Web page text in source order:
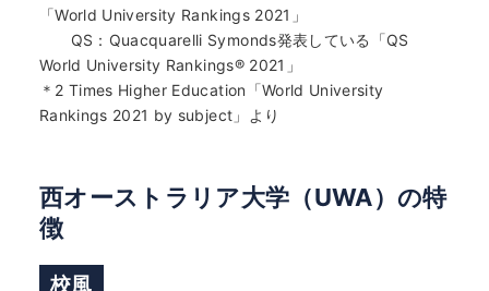
「World University Rankings 2021」
QS：Quacquarelli Symonds発表している「QS
World University Rankings® 2021」
＊2 Times Higher Education「World University
Rankings 2021 by subject」より
西オーストラリア大学（UWA）の特
徴
校風